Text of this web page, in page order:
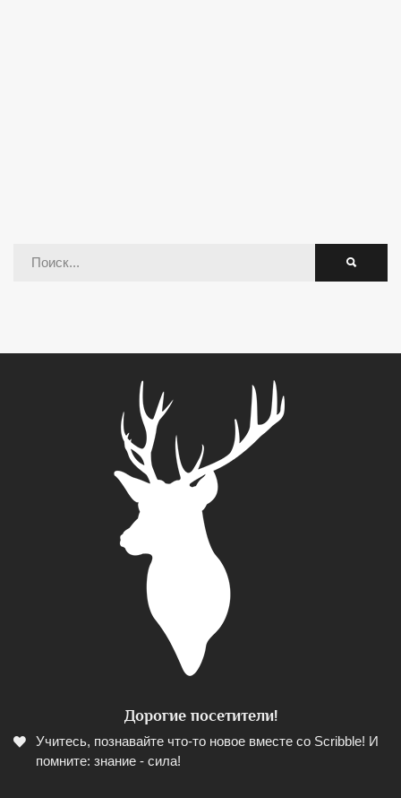
Дорогие посетители!
Учитесь, познавайте что-то новое вместе со Scribble! И
помните: знание - сила!